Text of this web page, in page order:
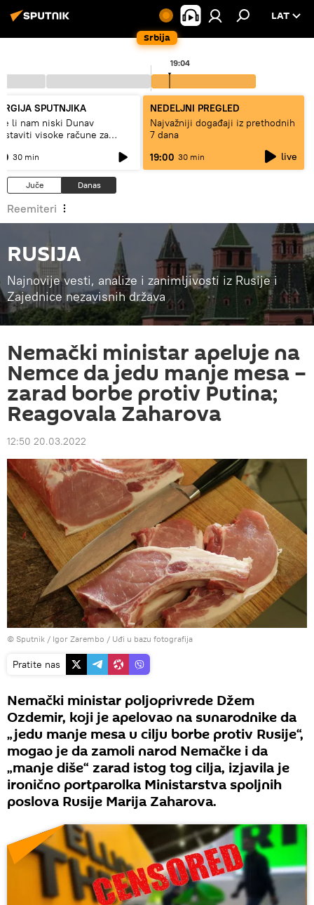
Srbija
LAT
19:04
SPUTNJIKA
li nam niski Dunav
visoke račune za
30 min
NEDELJNI PREGLED
Najvažniji događaji iz prethodnih
7 dana
19:00 30 min live
Juče Danas
Reemiteri
RUSIJA
Najnovije vesti, analize i zanimljivosti iz Rusije i
Zajednice nezavisnih država
Nemački ministar apeluje na
Nemce da jedu manje mesa –
zarad borbe protiv Putina;
Reagovala Zaharova
12:50 20.03.2022
© Sputnik / Igor Zarembo / Uđi u bazu fotografija
Pratite nas
Nemački ministar poljoprivrede Džem
Ozdemir, koji je apelovao na sunarodnike da
„jedu manje mesa u cilju borbe protiv Rusije“,
mogao je da zamoli narod Nemačke i da
„manje diše“ zarad istog tog cilja, izjavila je
ironično portparolka Ministarstva spoljnih
poslova Rusije Marija Zaharova.